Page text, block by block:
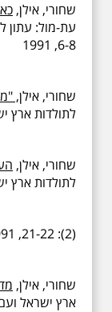
שחורי, אילן,
6-8, 1991
שחורי, אילן,
לתולדות ארץ ישראל
שחורי, אילן,
לתולדות ארץ
(2): 21-22, 1991
שחורי, אילן,
ארץ ישראל ועם ישראל